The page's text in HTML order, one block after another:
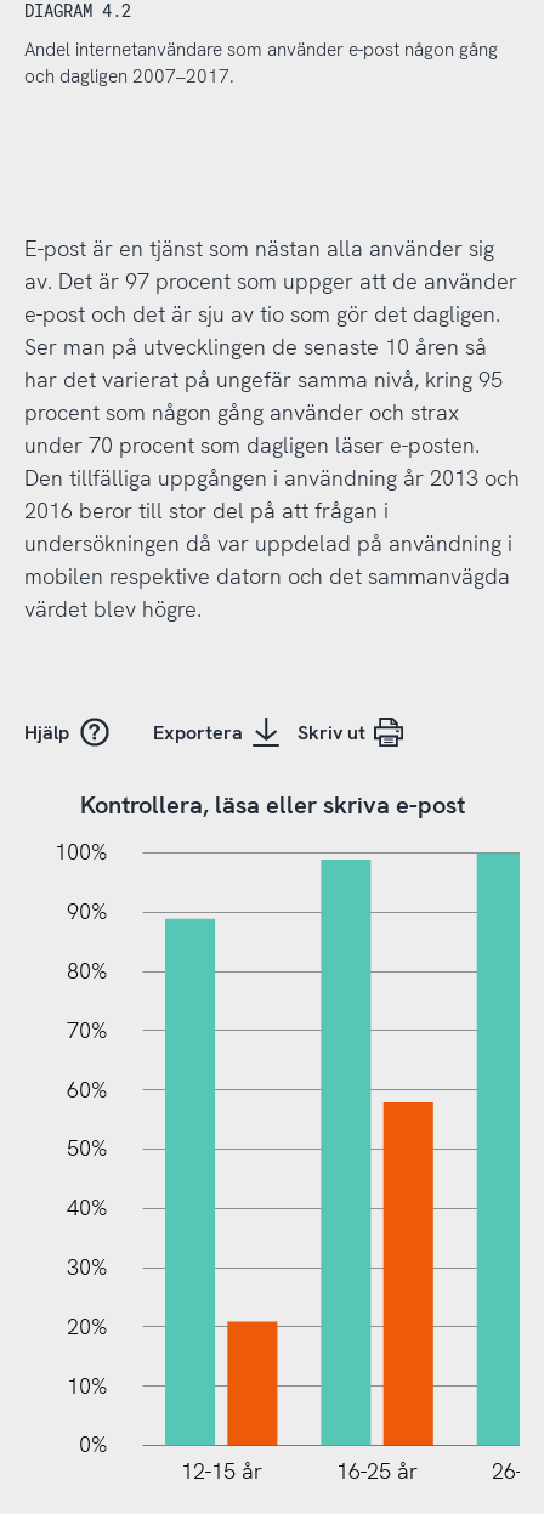
DIAGRAM 4.2
Andel internetanvändare som använder e-post någon gång
och dagligen 2007–2017.
E-post är en tjänst som nästan alla använder sig
av. Det är 97 procent som uppger att de använder
e-post och det är sju av tio som gör det dagligen.
Ser man på utvecklingen de senaste 10 åren så
har det varierat på ungefär samma nivå, kring 95
procent som någon gång använder och strax
under 70 procent som dagligen läser e-posten.
Den tillfälliga uppgången i användning år 2013 och
2016 beror till stor del på att frågan i
undersökningen då var uppdelad på användning i
mobilen respektive datorn och det sammanvägda
värdet blev högre.
Hjälp Exportera Skriv ut
Kontrollera, läsa eller skriva e-post
10%
100%
90%
80%
70%
60%
50%
40%
30%
20%
10%
0%
12-15 år 16-25 år 26-